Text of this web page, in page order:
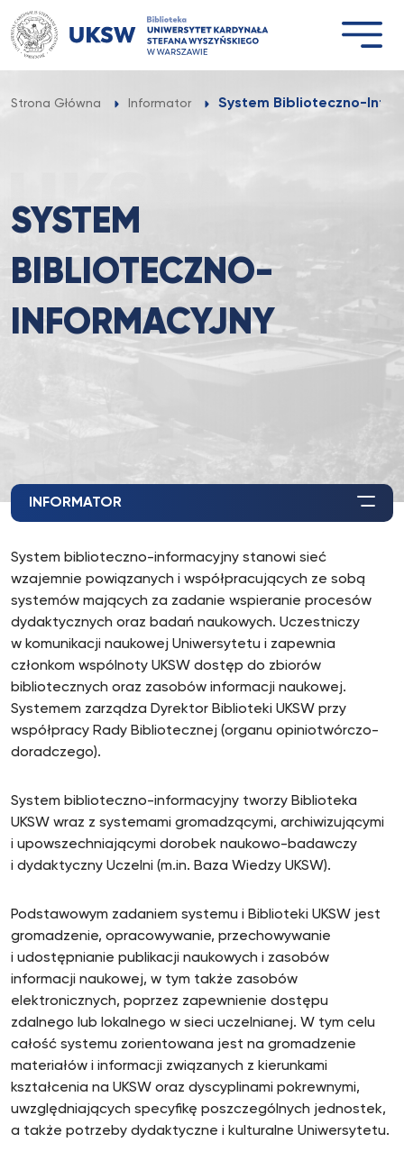
Przejdź
do
treści
Strona Główna Informator System Biblioteczno-
SYSTEM
BIBLIOTECZNO-
INFORMACYJNY
INFORMATOR
System biblioteczno-informacyjny stanowi sieć
wzajemnie powiązanych i współpracujących ze sobą
systemów mających za zadanie wspieranie procesów
dydaktycznych oraz badań naukowych. Uczestniczy
w komunikacji naukowej Uniwersytetu i zapewnia
członkom wspólnoty UKSW dostęp do zbiorów
bibliotecznych oraz zasobów informacji naukowej.
Systemem zarządza Dyrektor Biblioteki UKSW przy
współpracy Rady Bibliotecznej (organu opiniotwórczo-
doradczego).
System biblioteczno-informacyjny tworzy Biblioteka
UKSW wraz z systemami gromadzącymi, archiwizującymi
i upowszechniającymi dorobek naukowo-badawczy
i dydaktyczny Uczelni (m.in. Baza Wiedzy UKSW).
Podstawowym zadaniem systemu i Biblioteki UKSW jest
gromadzenie, opracowywanie, przechowywanie
i udostępnianie publikacji naukowych i zasobów
informacji naukowej, w tym także zasobów
elektronicznych, poprzez zapewnienie dostępu
zdalnego lub lokalnego w sieci uczelnianej. W tym celu
całość systemu zorientowana jest na gromadzenie
materiałów i informacji związanych z kierunkami
kształcenia na UKSW oraz dyscyplinami pokrewnymi,
uwzględniających specyfikę poszczególnych jednostek,
a także potrzeby dydaktyczne i kulturalne Uniwersytetu.